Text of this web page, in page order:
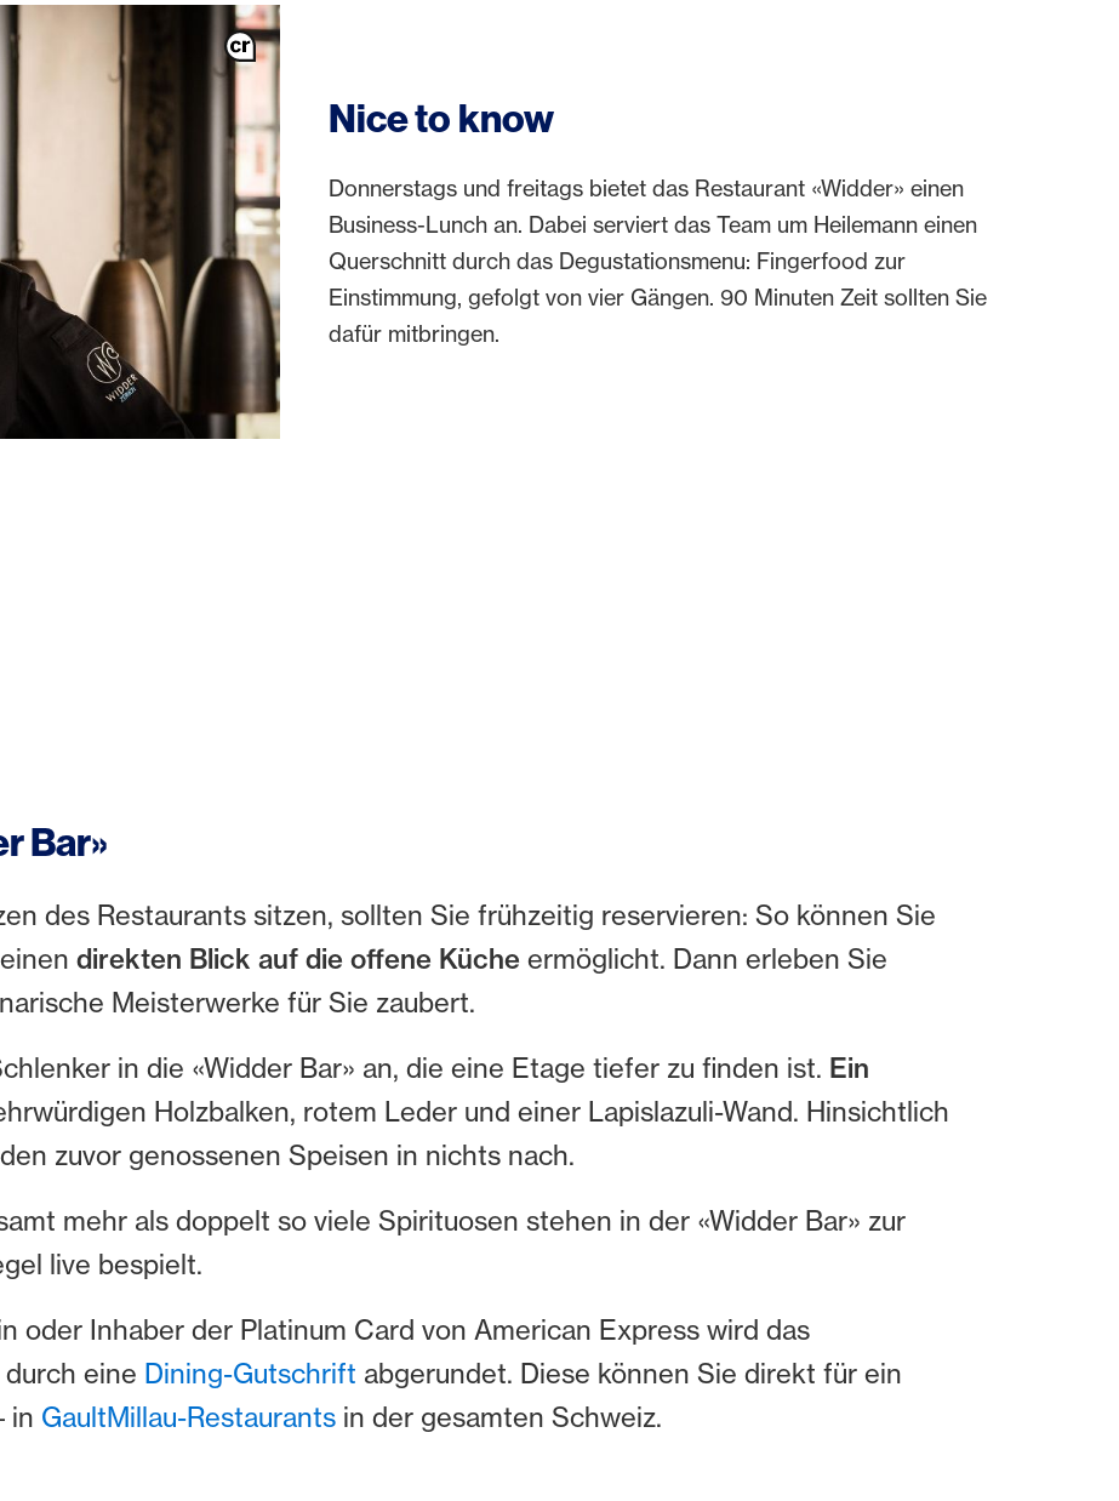
Nice to know
Donnerstags und freitags bietet das Restaurant «Widder» einen
Business-Lunch an. Dabei serviert das Team um Heilemann einen
Querschnitt durch das Degustationsmenu: Fingerfood zur
Einstimmung, gefolgt von vier Gängen. 90 Minuten Zeit sollten Sie
dafür mitbringen.
Bar»
des Restaurants sitzen, sollten Sie frühzeitig reservieren: So können Sie
direkten Blick auf die offene Küche ermöglicht. Dann erleben Sie
Meisterwerke für Sie zaubert.
in die «Widder Bar» an, die eine Etage tiefer zu finden ist. Ein
Holzbalken, rotem Leder und einer Lapislazuli-Wand. Hinsichtlich
zuvor genossenen Speisen in nichts nach.
mehr als doppelt so viele Spirituosen stehen in der «Widder Bar» zur
live bespielt.
oder Inhaber der Platinum Card von American Express wird das
eine Dining-Gutschrift abgerundet. Diese können Sie direkt für ein
in GaultMillau-Restaurants in der gesamten Schweiz.